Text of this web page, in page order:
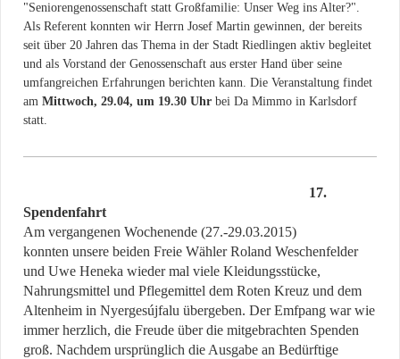
"Seniorengenossenschaft statt Großfamilie: Unser Weg ins Alter?".
Als Referent konnten wir Herrn Josef Martin gewinnen, der bereits
seit über 20 Jahren das Thema in der Stadt Riedlingen aktiv begleitet
und als Vorstand der Genossenschaft aus erster Hand über seine
umfangreichen Erfahrungen berichten kann. Die Veranstaltung findet
am Mittwoch, 29.04, um 19.30 Uhr bei Da Mimmo in Karlsdorf
statt.
17.
Spendenfahrt
Am vergangenen Wochenende (27.-29.03.2015)
konnten unsere beiden Freie Wähler Roland Weschenfelder
und Uwe Heneka wieder mal viele Kleidungsstücke,
Nahrungsmittel und Pflegemittel dem Roten Kreuz und dem
Altenheim in Nyergesújfalu übergeben. Der Emfpang war wie
immer herzlich, die Freude über die mitgebrachten Spenden
groß. Nachdem ursprünglich die Ausgabe an Bedürftige